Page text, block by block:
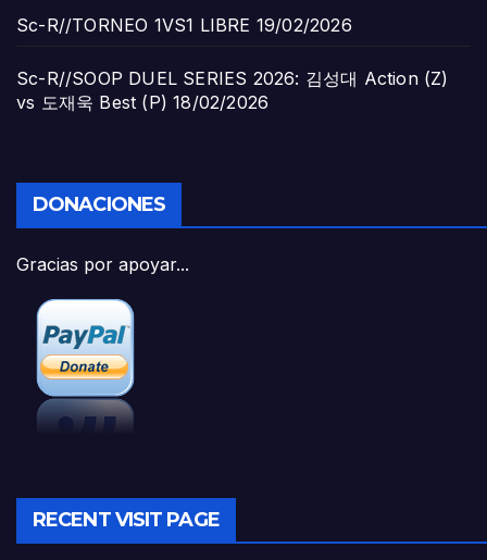
Sc-R//TORNEO 1VS1 LIBRE 19/02/2026
Sc-R//SOOP DUEL SERIES 2026: 김성대 Action (Z)
vs 도재욱 Best (P) 18/02/2026
DONACIONES
Gracias por apoyar...
RECENT VISIT PAGE